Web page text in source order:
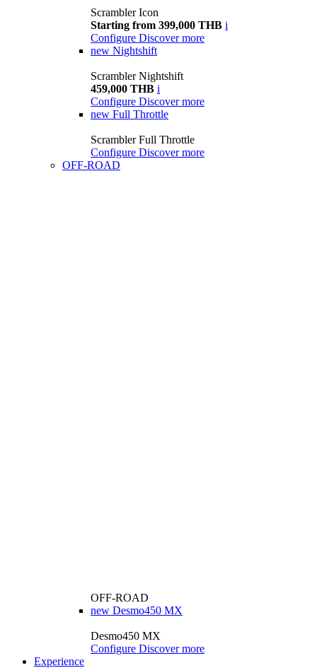
Scrambler Icon
Starting from 399,000 THB i
Configure Discover more
new Nightshift
Scrambler Nightshift
459,000 THB i
Configure Discover more
new Full Throttle
Scrambler Full Throttle
Configure Discover more
OFF-ROAD
OFF-ROAD
new Desmo450 MX
Desmo450 MX
Configure Discover more
Experience